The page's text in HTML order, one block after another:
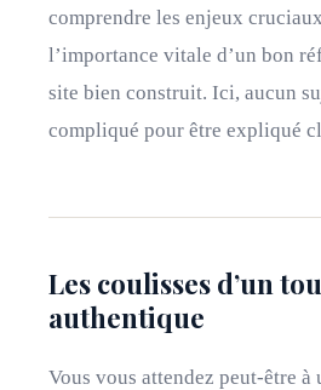
comprendre les enjeux
l’importance vitale d’un bon
site bien construit. Ici, aucun
compliqué pour être expliqué
Les coulisses d’un
authentique
Vous vous attendez peut-être à